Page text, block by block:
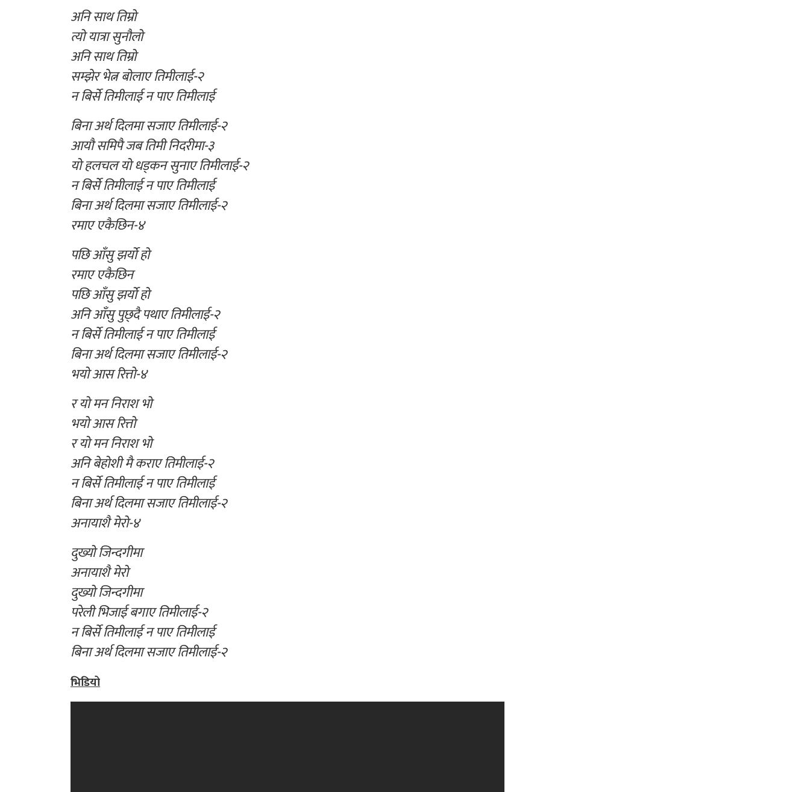
अनि साथ तिम्रो
त्यो यात्रा सुनौलो
अनि साथ तिम्रो
सम्झेर भेत्न बोलाए तिमीलाई-२
न बिर्से तिमीलाई न पाए तिमीलाई
बिना अर्थ दिलमा सजाए तिमीलाई-२
आयौ समिपै जब तिमी निदरीमा-३
यो हलचल यो धड्कन सुनाए तिमीलाई-२
न बिर्से तिमीलाई न पाए तिमीलाई
बिना अर्थ दिलमा सजाए तिमीलाई-२
रमाए एकैछिन-४
पछि आँसु झर्यो हो
रमाए एकैछिन
पछि आँसु झर्यो हो
अनि आँसु पुछ्दै पथाए तिमीलाई-२
न बिर्से तिमीलाई न पाए तिमीलाई
बिना अर्थ दिलमा सजाए तिमीलाई-२
भयो आस रित्तो-४
र यो मन निराश भो
भयो आस रित्तो
र यो मन निराश भो
अनि बेहोशी मै कराए तिमीलाई-२
न बिर्से तिमीलाई न पाए तिमीलाई
बिना अर्थ दिलमा सजाए तिमीलाई-२
अनायाशै मेरो-४
दुख्यो जिन्दगीमा
अनायाशै मेरो
दुख्यो जिन्दगीमा
परेली भिजाई बगाए तिमीलाई-२
न बिर्से तिमीलाई न पाए तिमीलाई
बिना अर्थ दिलमा सजाए तिमीलाई-२
भिडियो